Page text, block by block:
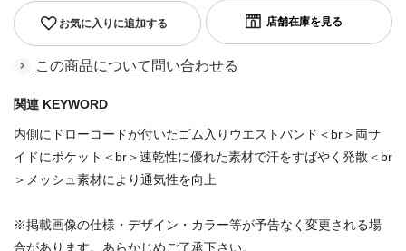
お気に入りに追加する
この商品について問い合わせる
関連 KEYWORD
内側にドローコードが付いたゴム入りウエストバンド＜br＞両サ
イドにポケット＜br＞速乾性に優れた素材で汗をすばやく発散＜br
＞メッシュ素材により通気性を向上
※掲載画像の仕様・デザイン・カラー等が予告なく変更される場
合があります。あらかじめご了承下さい。